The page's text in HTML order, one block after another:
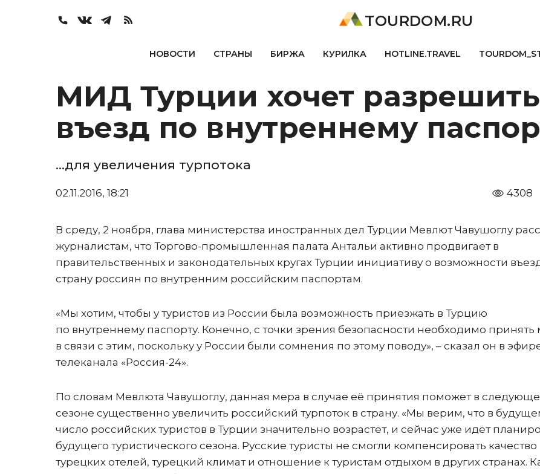
TOURDOM.RU
НОВОСТИ СТРАНЫ БИРЖА КУРИЛКА HOTLINE.TRAVEL
МИД Турции хочет
въезд по внутреннему
…для увеличения турпотока
02.11.2016, 18:21 4308
В среду, 2 ноября, глава министерства иностранных дел Турции Мевлют Чавушоглу
журналистам, что Торгово-промышленная палата Антальи активно продвигает в
правительственных и законодательных кругах Турции инициативу о возможности
страну россиян по внутренним российским паспортам.
«Мы хотим, чтобы у туристов из России была возможность приезжать в Турцию
по внутреннему паспорту. Конечно, с точки зрения безопасности необходимо
в связи с этим, поскольку у России были сомнения по этому поводу», – сказал он в
телеканала «Россия-24».
По словам Мевлюта Чавушоглу, данная мера в случае её принятия поможет в
сезоне существенно увеличить российский турпоток в страну. «Мы верим, что в
число российских туристов в Турции значительно возрастёт, и сейчас уже идёт
будущего туристического сезона. Русские туристы не смогли компенсировать качество
турецких отелей, турецкий климат и отношение к туристам отдыхом в других странах.